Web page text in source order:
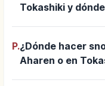
Tokashiki y
P.¿Dónde hacer
Aharen o en